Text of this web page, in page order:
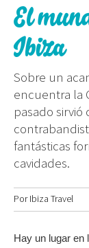
DISFRUTA IBIZA
Cada día algo
ORGANIZA TU
Datos prácticos
Llega siempre a tu
El
Ibiza
Sobre un
encuentra la
pasado
fantásticas
cavidades.
PorIbiza Travel
Hay un lugar en